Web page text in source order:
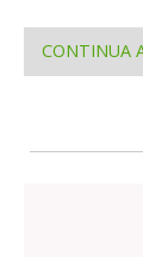
CONTINUA